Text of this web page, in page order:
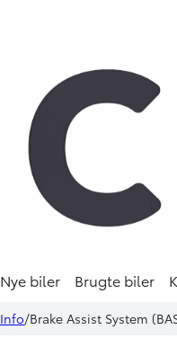
Nye biler Brugte biler
Info Brake Assist System